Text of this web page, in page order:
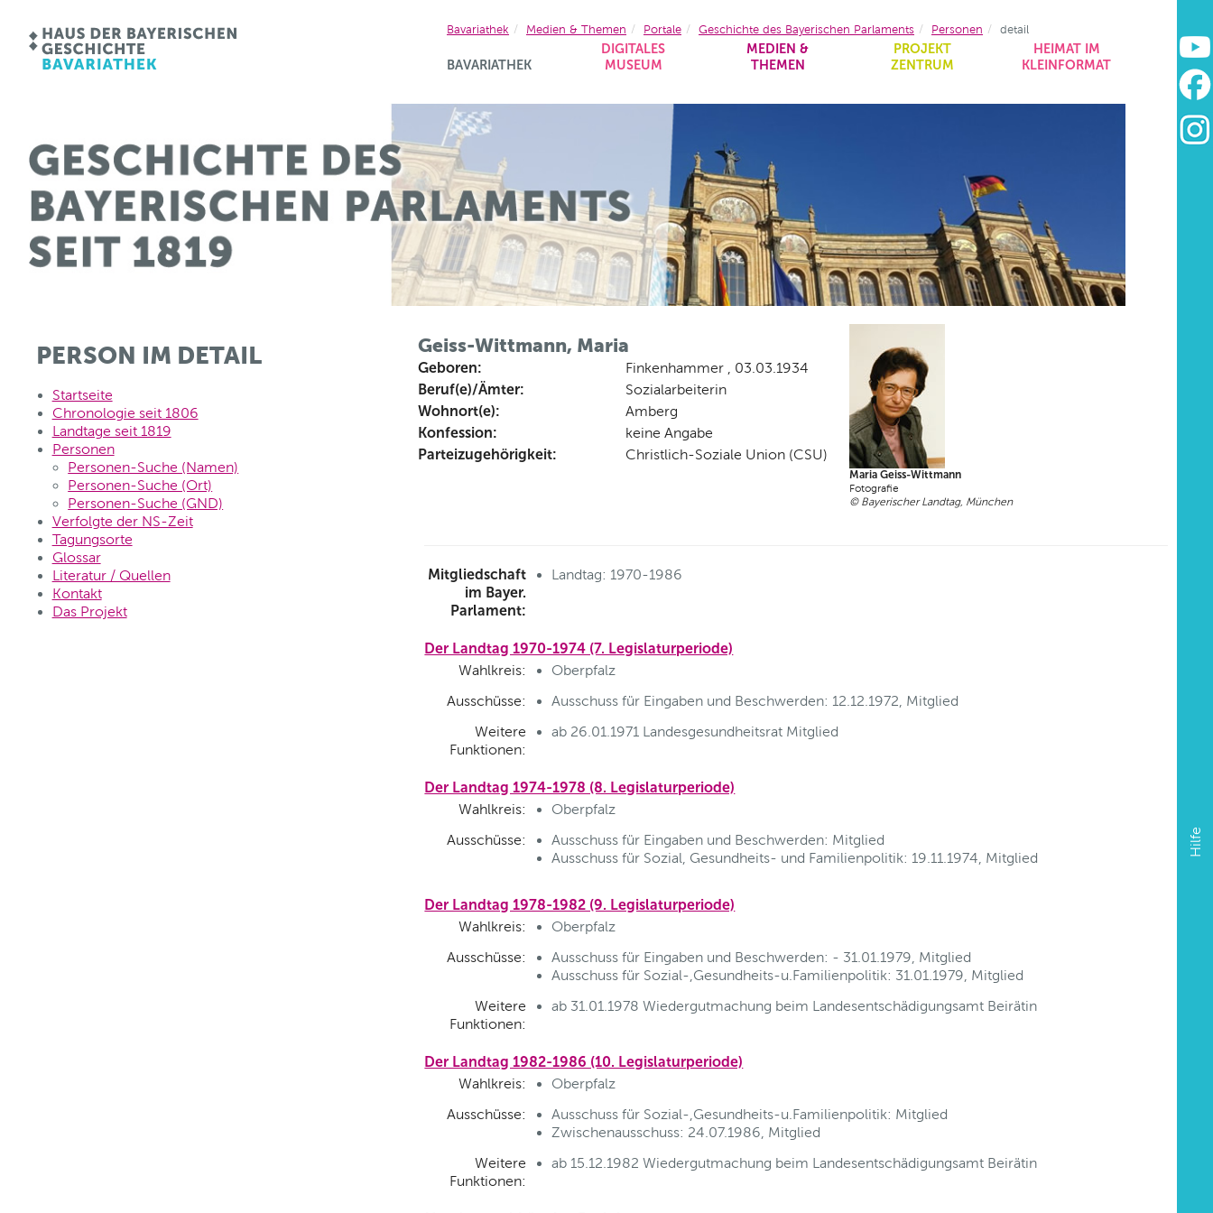
BAVARIATHEK
DIGITALES
MUSEUM
MEDIEN &
THEMEN
PROJEKT
ZENTRUM
HEIMAT IM
KLEINFORMAT
Hilfe
Bavariathek Medien & Themen Portale Geschichte des Bayerischen Parlaments Personen detail
PERSON IM DETAIL
Startseite
Chronologie seit 1806
Landtage seit 1819
Personen
Personen-Suche (Namen)
Personen-Suche (Ort)
Personen-Suche (GND)
Verfolgte der NS-Zeit
Tagungsorte
Glossar
Literatur / Quellen
Kontakt
Das Projekt
Geiss-Wittmann, Maria
Geboren: Finkenhammer , 03.03.1934
Beruf(e)/Ämter: Sozialarbeiterin
Wohnort(e): Amberg
Konfession: keine Angabe
Parteizugehörigkeit: Christlich-Soziale Union (CSU)
Maria Geiss-Wittmann
Fotografie
© Bayerischer Landtag, München
Mitgliedschaft
im Bayer.
Parlament:
Landtag: 1970-1986
Der Landtag 1970-1974 (7. Legislaturperiode)
Wahlkreis:
Oberpfalz
Ausschüsse:
Ausschuss für Eingaben und Beschwerden: 12.12.1972, Mitglied
Weitere
Funktionen:
ab 26.01.1971 Landesgesundheitsrat Mitglied
Der Landtag 1974-1978 (8. Legislaturperiode)
Wahlkreis:
Oberpfalz
Ausschüsse:
Ausschuss für Eingaben und Beschwerden: Mitglied
Ausschuss für Sozial, Gesundheits- und Familienpolitik: 19.11.1974, Mitglied
Der Landtag 1978-1982 (9. Legislaturperiode)
Wahlkreis:
Oberpfalz
Ausschüsse:
Ausschuss für Eingaben und Beschwerden: - 31.01.1979, Mitglied
Ausschuss für Sozial-,Gesundheits-u.Familienpolitik: 31.01.1979, Mitglied
Weitere
Funktionen:
ab 31.01.1978 Wiedergutmachung beim Landesentschädigungsamt Beirätin
Der Landtag 1982-1986 (10. Legislaturperiode)
Wahlkreis:
Oberpfalz
Ausschüsse:
Ausschuss für Sozial-,Gesundheits-u.Familienpolitik: Mitglied
Zwischenausschuss: 24.07.1986, Mitglied
Weitere
Funktionen:
ab 15.12.1982 Wiedergutmachung beim Landesentschädigungsamt Beirätin